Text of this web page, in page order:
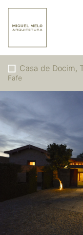
Casa de Docim,
Fafe